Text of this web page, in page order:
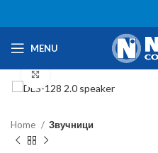
MENU
Home Звучници